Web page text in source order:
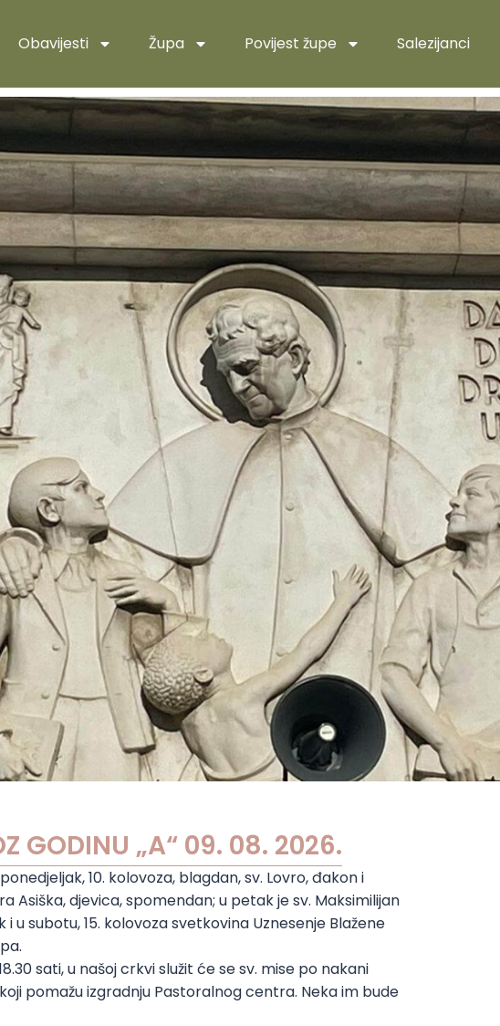
Obavijesti Župa Povijest župe Salezijanci
GODINU „A“ 09. 08. 2026.
10. kolovoza, blagdan, sv. Lovro, đakon i
Asiška, djevica, spomendan; u petak je sv. Maksimilijan
u subotu, 15. kolovoza svetkovina Uznesenje Blažene
sati, u našoj crkvi služit će se sv. mise po nakani
pomažu izgradnju Pastoralnog centra. Neka im bude